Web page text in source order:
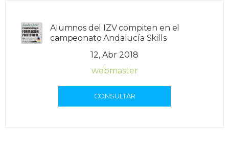
Alumnos del IZV compiten en el
campeonato Andalucía Skills
12, Abr 2018
webmaster
CONSULTAR